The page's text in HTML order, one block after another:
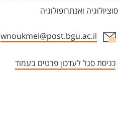
סוציולוגיה ואנתרופולוגיה
wnoukmei@post.bgu.ac.il
כניסת סגל לעדכון פרטים בעמוד